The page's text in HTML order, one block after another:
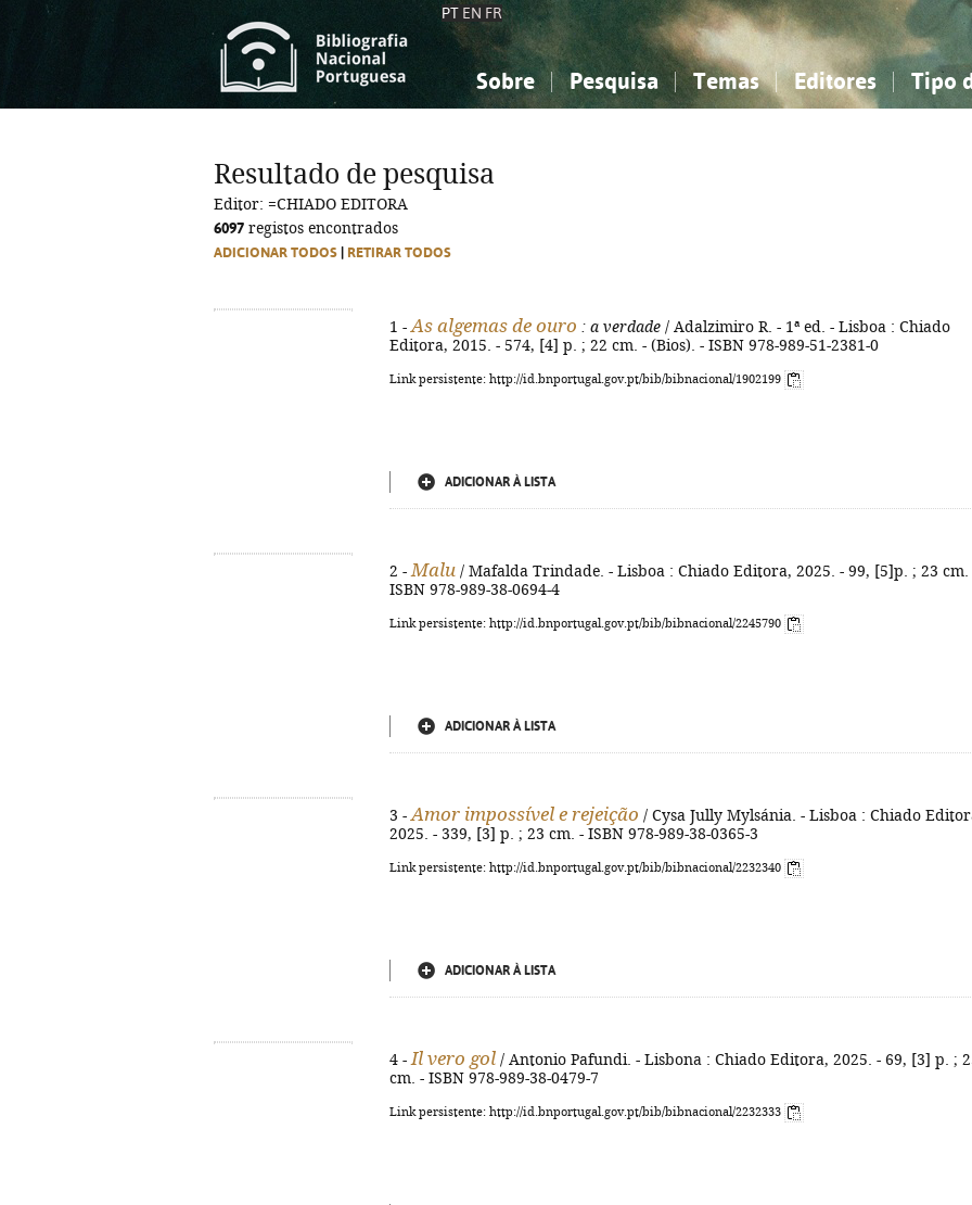
PT EN FR
Sobre Pesquisa Temas
Ciências sociais...
Editores Tipo
Ciências sociais...
Resultado de pesquisa
Editor: =CHIADO EDITORA
6097 registos encontrados
ADICIONAR TODOS RETIRAR TODOS
1 - As algemas de ouro : a verdade / Adalzimiro R. - 1ª ed. - Lisboa : Chiado
Editora, 2015. - 574, [4] p. ; 22 cm. - (Bios). - ISBN 978-989-51-2381-0
Link persistente: http://id.bnportugal.gov.pt/bib/bibnacional/1902199
ADICIONAR À LISTA
2 - Malu / Mafalda Trindade. - Lisboa : Chiado Editora, 2025. - 99, [5]p. ; 23 cm.
ISBN 978-989-38-0694-4
Link persistente: http://id.bnportugal.gov.pt/bib/bibnacional/2245790
ADICIONAR À LISTA
3 - Amor impossível e rejeição / Cysa Jully Mylsánia. - Lisboa : Chiado
2025. - 339, [3] p. ; 23 cm. - ISBN 978-989-38-0365-3
Link persistente: http://id.bnportugal.gov.pt/bib/bibnacional/2232340
ADICIONAR À LISTA
4 - Il vero gol / Antonio Pafundi. - Lisbona : Chiado Editora, 2025. - 69, [3] p. ;
cm. - ISBN 978-989-38-0479-7
Link persistente: http://id.bnportugal.gov.pt/bib/bibnacional/2232333